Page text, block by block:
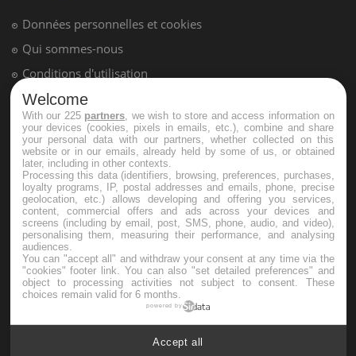
pression artérielle chute au lever
Maladie de Charcot (Sclérose latérale
amyotrophique)
Welcome
With our 225 partners , we wish to store and access information on
your devices (cookies, pixels in emails, etc.), combine and share
your personal data with our partners, whether collected on this
website or in our emails, already held by some of us, or obtained
later, including in other contexts.
Processing this data (identifiers, browsing, preferences, purchases,
loyalty programs, IP, postal addresses and emails, phone, precise
geolocation, etc.) allows developing and offering you services,
content, commercial offers and ads across your devices and
screens (including by email, post, SMS, phone, audio, and video),
personalising them, measuring their performance, and analysing
audiences.
You can "accept all" and withdraw your consent at any time via the
"cookies" footer link . You can also "set detailed preferences" and
object to processing activities not subject to consent. These
choices remain valid for 6 months.
powered by
Accept all